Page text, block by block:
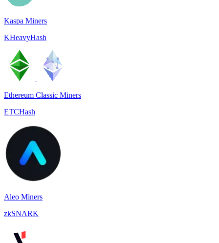
Kaspa Miners
KHeavyHash
Ethereum Classic Miners
ETCHash
Aleo Miners
zkSNARK